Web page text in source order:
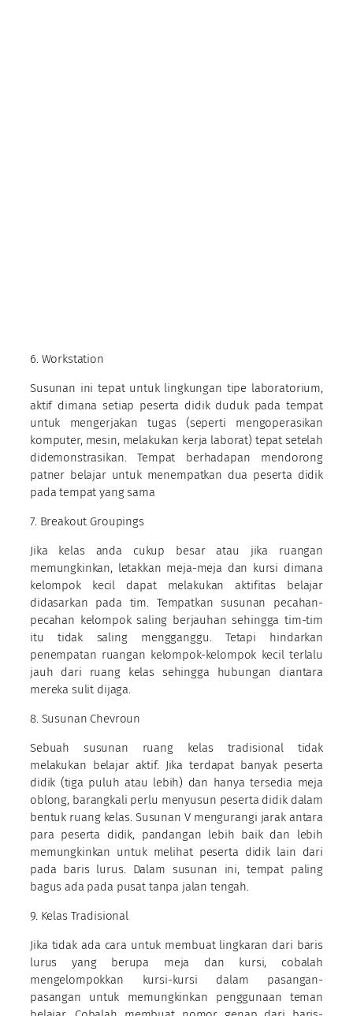
6. Workstation
Susunan ini tepat untuk lingkungan tipe laboratorium,
aktif dimana setiap peserta didik duduk pada tempat
untuk mengerjakan tugas (seperti mengoperasikan
komputer, mesin, melakukan kerja laborat) tepat setelah
didemonstrasikan. Tempat berhadapan mendorong
patner belajar untuk menempatkan dua peserta didik
pada tempat yang sama
7. Breakout Groupings
Jika kelas anda cukup besar atau jika ruangan
memungkinkan, letakkan meja-meja dan kursi dimana
kelompok kecil dapat melakukan aktifitas belajar
didasarkan pada tim. Tempatkan susunan pecahan-
pecahan kelompok saling berjauhan sehingga tim-tim
itu tidak saling mengganggu. Tetapi hindarkan
penempatan ruangan kelompok-kelompok kecil terlalu
jauh dari ruang kelas sehingga hubungan diantara
mereka sulit dijaga.
8. Susunan Chevroun
Sebuah susunan ruang kelas tradisional tidak
melakukan belajar aktif. Jika terdapat banyak peserta
didik (tiga puluh atau lebih) dan hanya tersedia meja
oblong, barangkali perlu menyusun peserta didik dalam
bentuk ruang kelas. Susunan V mengurangi jarak antara
para peserta didik, pandangan lebih baik dan lebih
memungkinkan untuk melihat peserta didik lain dari
pada baris lurus. Dalam susunan ini, tempat paling
bagus ada pada pusat tanpa jalan tengah.
9. Kelas Tradisional
Jika tidak ada cara untuk membuat lingkaran dari baris
lurus yang berupa meja dan kursi, cobalah
mengelompokkan kursi-kursi dalam pasangan-
pasangan untuk memungkinkan penggunaan teman